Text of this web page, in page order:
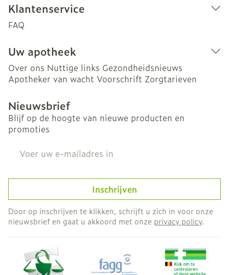
Klantenservice
FAQ
Uw apotheek
Over ons Nuttige links Gezondheidsnieuws
Apotheker van wacht Voorschrift Zorgtarieven
Nieuwsbrief
Blijf op de hoogte van nieuwe producten en
promoties
Inschrijven
Door op inschrijven te klikken, schrijft u zich in voor onze
nieuwsbrief en gaat u akkoord met onze privacy policy.